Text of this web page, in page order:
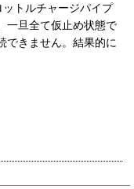
トルチャージパイプ
一旦全て仮止め状態で
できません。結果的に
外したため完了まで4
インタークーラーを取
。
ビン側）、ハイパー
交換したため、単独
ルのレスポンスが良
だけ回転数が上がり、